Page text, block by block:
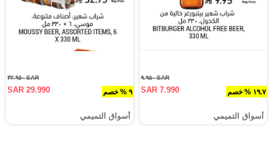
١٩.٧ % خصم
SAR ٩.٩٥٠
SAR 7.990
أسواق التميمي
٩ % خصم
SAR ٣٢.٩٥٠
SAR 29.990
أسواق التميمي